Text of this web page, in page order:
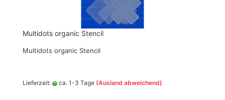
Multidots organic Stencil
Multidots organic Stencil
Lieferzeit: ca. 1-3 Tage (Ausland abweichend)